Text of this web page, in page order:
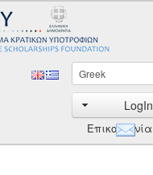
LogIn
Επικοινωνία